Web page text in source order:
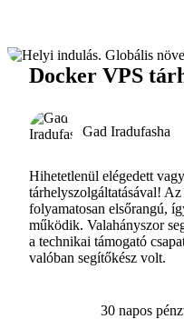
Docker VPS
Gad Iradufasha
Hihetetlenül elégedett
tárhelyszolgáltatásával!
folyamatosan elsőrangú,
működik. Valahányszor
a technikai támogató
valóban segítőkész volt.
30 napos